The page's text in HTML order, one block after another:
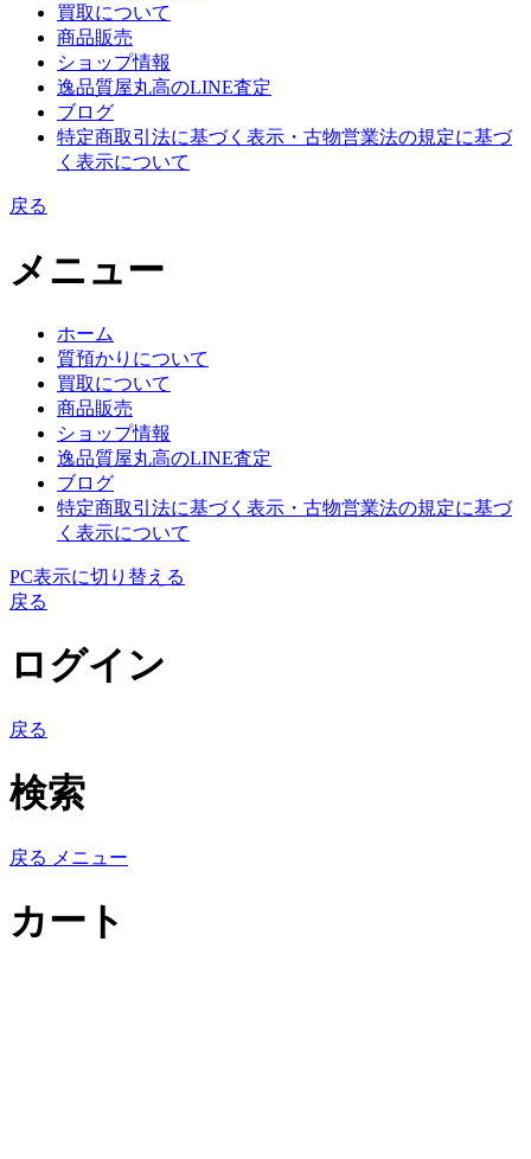
買取について
商品販売
ショップ情報
逸品質屋丸高のLINE査定
ブログ
特定商取引法に基づく表示・古物営業法の規定に基づ
く表示について
戻る
メニュー
ホーム
質預かりについて
買取について
商品販売
ショップ情報
逸品質屋丸高のLINE査定
ブログ
特定商取引法に基づく表示・古物営業法の規定に基づ
く表示について
PC表示に切り替える
戻る
ログイン
戻る
検索
戻る メニュー
カート